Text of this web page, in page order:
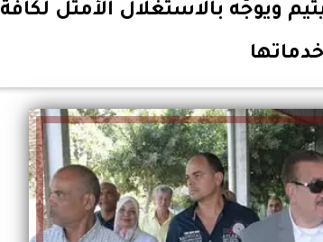
ويوجّه بالاستغلال الأمثل لكافة